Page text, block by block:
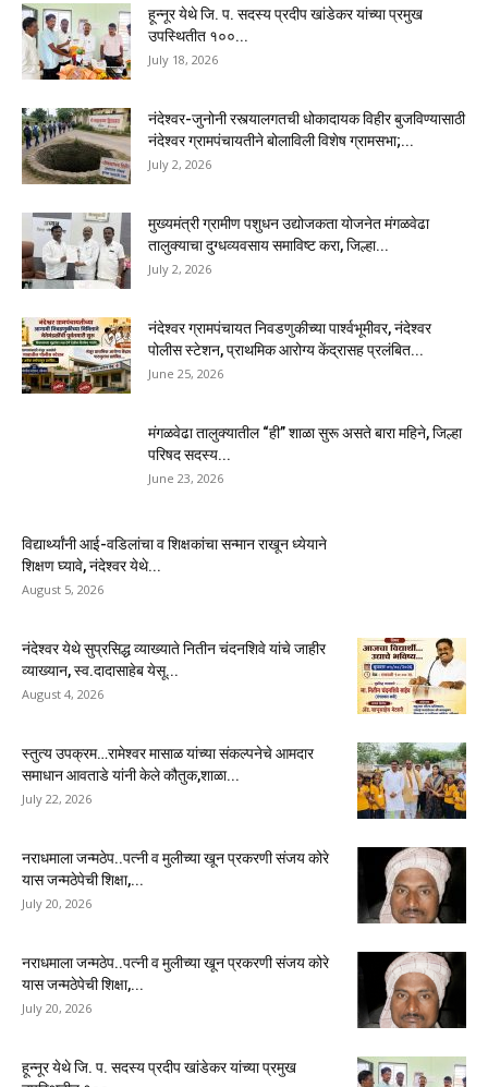
हून्नूर येथे जि. प. सदस्य प्रदीप खांडेकर यांच्या प्रमुख
उपस्थितीत १००...
July 18, 2026
नंदेश्वर-जुनोनी रस्त्यालगतची धोकादायक विहीर बुजविण्यासाठी
नंदेश्वर ग्रामपंचायतीने बोलाविली विशेष ग्रामसभा;...
July 2, 2026
मुख्यमंत्री ग्रामीण पशुधन उद्योजकता योजनेत मंगळवेढा
तालुक्याचा दुग्धव्यवसाय समाविष्ट करा, जिल्हा...
July 2, 2026
नंदेश्वर ग्रामपंचायत निवडणुकीच्या पार्श्वभूमीवर, नंदेश्वर
पोलीस स्टेशन, प्राथमिक आरोग्य केंद्रासह प्रलंबित...
June 25, 2026
मंगळवेढा तालुक्यातील “ही” शाळा सुरू असते बारा महिने, जिल्हा
परिषद सदस्य...
June 23, 2026
विद्यार्थ्यांनी आई-वडिलांचा व शिक्षकांचा सन्मान राखून ध्येयाने
शिक्षण घ्यावे, नंदेश्वर येथे...
August 5, 2026
नंदेश्वर येथे सुप्रसिद्ध व्याख्याते नितीन चंदनशिवे यांचे जाहीर
व्याख्यान, स्व.दादासाहेब येसू...
August 4, 2026
स्तुत्य उपक्रम…रामेश्वर मासाळ यांच्या संकल्पनेचे आमदार
समाधान आवताडे यांनी केले कौतुक,शाळा...
July 22, 2026
नराधमाला जन्मठेप..पत्नी व मुलीच्या खून प्रकरणी संजय कोरे
यास जन्मठेपेची शिक्षा,...
July 20, 2026
नराधमाला जन्मठेप..पत्नी व मुलीच्या खून प्रकरणी संजय कोरे
यास जन्मठेपेची शिक्षा,...
July 20, 2026
हून्नूर येथे जि. प. सदस्य प्रदीप खांडेकर यांच्या प्रमुख